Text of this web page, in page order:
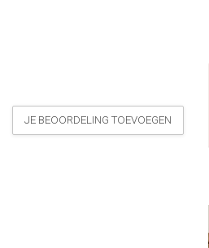
JE BEOORDELING TOEVOEGEN